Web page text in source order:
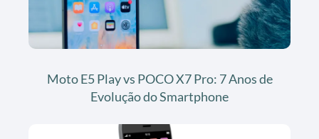
Moto E5 Play vs POCO X7 Pro: 7 Anos de
Evolução do Smartphone